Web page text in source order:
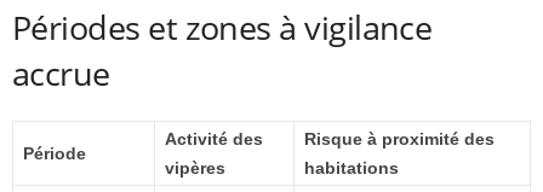
Périodes et zones à vigilance
accrue
Période
Activité des
vipères
Risque à proximité des
habitations